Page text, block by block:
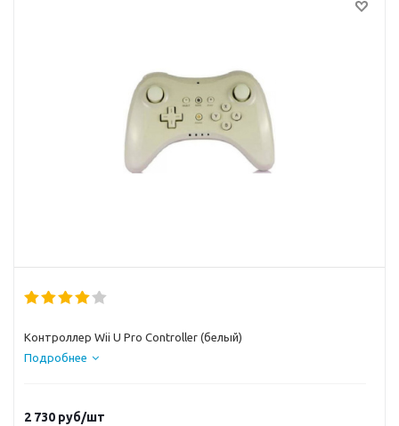
Контроллер Wii U Pro Controller (белый)
Подробнее
2 730 руб/шт